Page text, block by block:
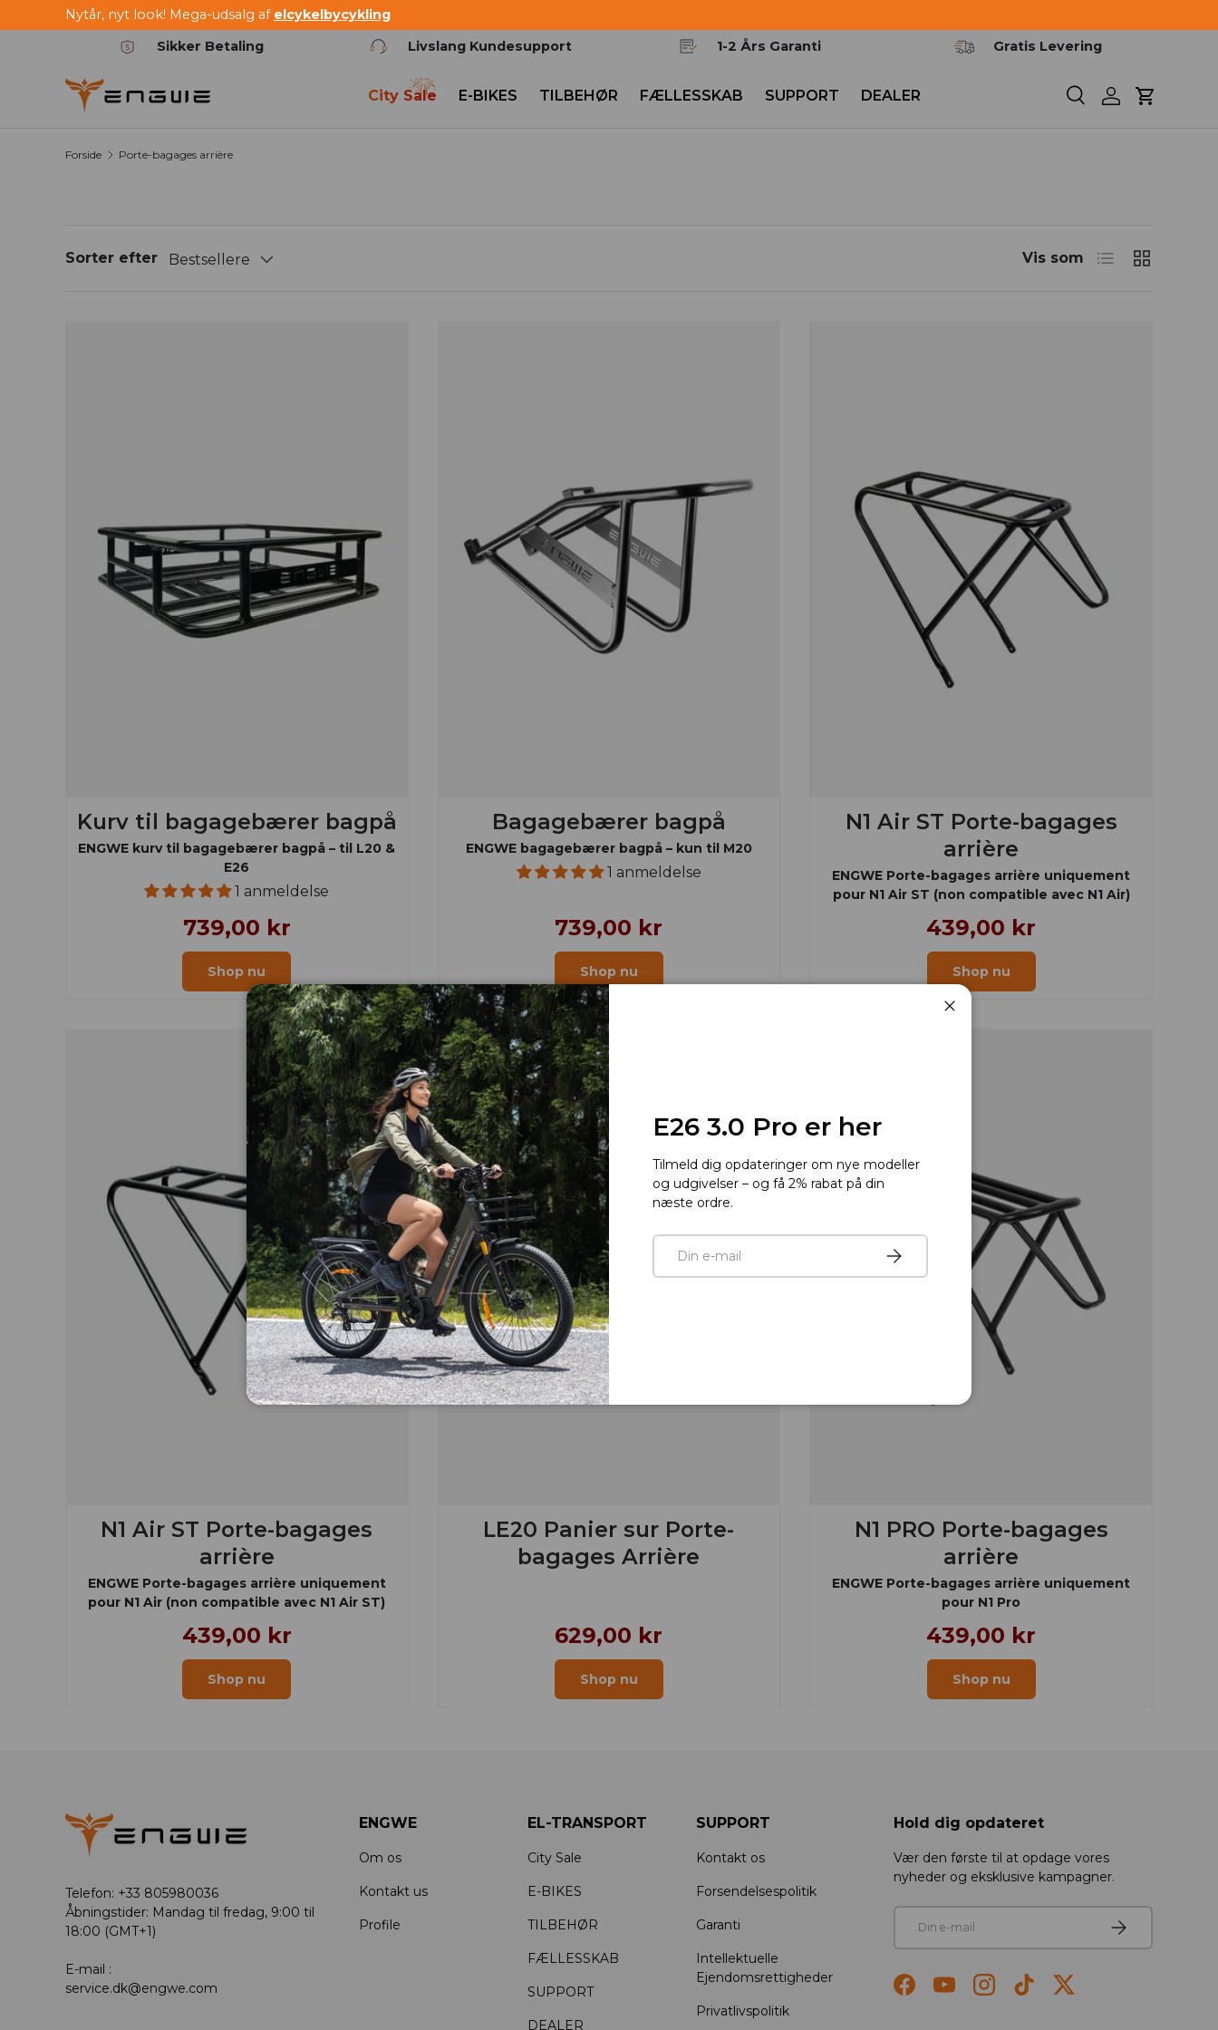
Spring til indhold
Nytår, nyt look! Mega-udsalg af elcykelbycykling
Sikker Betaling
Livslang Kundesupport 1-2 Års Garanti Gratis Levering
Søg Log indKurv
City Sale E-BIKES TILBEHØR FÆLLESSKAB SUPPORT DEALER
Forside Porte-bagages arrière
Sorter efter Bestsellere Vis som Liste Gitter
Kurv til bagagebærer bagpå
ENGWE kurv til bagagebærer bagpå – til L20 &
E26
1 anmeldelse
739,00 kr
Shop nu
Bagagebærer bagpå
ENGWE bagagebærer bagpå – kun til M20
1 anmeldelse
739,00 kr
Shop nu
N1 Air ST Porte-bagages
arrière
ENGWE Porte-bagages arrière uniquement
pour N1 Air ST (non compatible avec N1 Air)
439,00 kr
Shop nu
N1 Air ST Porte-bagages
arrière
ENGWE Porte-bagages arrière uniquement
pour N1 Air (non compatible avec N1 Air ST)
439,00 kr
Shop nu
LE20 Panier sur Porte-
bagages Arrière
629,00 kr
Shop nu
N1 PRO Porte-bagages
arrière
ENGWE Porte-bagages arrière uniquement
pour N1 Pro
439,00 kr
Shop nu
E26 3.0 Pro er her
Tilmeld dig opdateringer om nye modeller
og udgivelser – og få 2% rabat på din
næste ordre.
E-mail Tilmeld
Telefon: +33 805980036
Åbningstider: Mandag til fredag, 9:00 til
18:00 (GMT+1)
E-mail :
service.dk@engwe.com
ENGWE
Om os
Kontakt us
Profile
EL-TRANSPORT
City Sale
E-BIKES
TILBEHØR
FÆLLESSKAB
SUPPORT
DEALER
SUPPORT
Kontakt os
Forsendelsespolitik
Garanti
Intellektuelle
Ejendomsrettigheder
Privatlivspolitik
Hold dig opdateret
Vær den første til at opdage vores
nyheder og eksklusive kampagner.
Tilmeld
FacebookYouTubeInstagramTikTokTwitter